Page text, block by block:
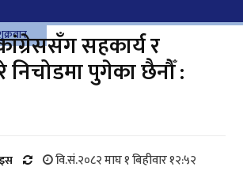
सहकार्य र
निचोडमा पुगेका छैनौँ :
वि.सं.२०८२ माघ १ बिहीवार १२:५२